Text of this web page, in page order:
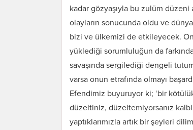
kadar gözyaşıyla bu zulüm
olayların sonucunda oldu ve
bizi ve ülkemizi de etkileyecek.
yüklediği sorumluluğun da
savaşında sergilediği dengeli
varsa onun etrafında olmayı
Efendimiz buyuruyor ki; ‘bir
düzeltiniz, düzeltemiyorsanız
yaptıklarımızla artık bir şeyleri